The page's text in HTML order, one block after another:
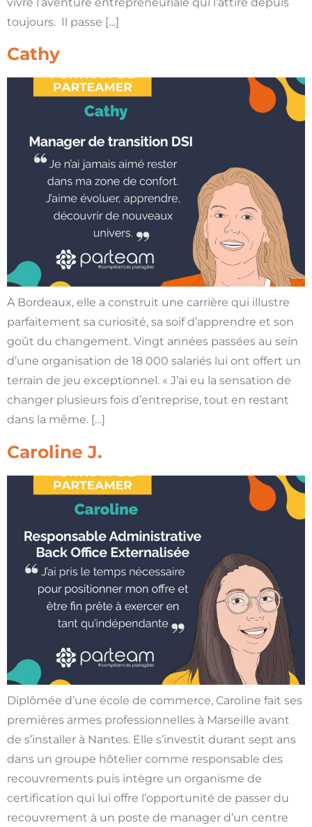
toujours. Il passe […]
Cathy
À Bordeaux, elle a construit une carrière qui illustre
parfaitement sa curiosité, sa soif d’apprendre et son
goût du changement. Vingt années passées au sein
d’une organisation de 18 000 salariés lui ont offert un
terrain de jeu exceptionnel. « J’ai eu la sensation de
changer plusieurs fois d’entreprise, tout en restant
dans la même. […]
Caroline J.
Diplômée d’une école de commerce, Caroline fait ses
premières armes professionnelles à Marseille avant
de s’installer à Nantes. Elle s’investit durant sept ans
dans un groupe hôtelier comme responsable des
recouvrements puis intègre un organisme de
certification qui lui offre l’opportunité de passer du
recouvrement à un poste de manager d’un centre